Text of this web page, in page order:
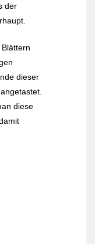
der
dieser
diese